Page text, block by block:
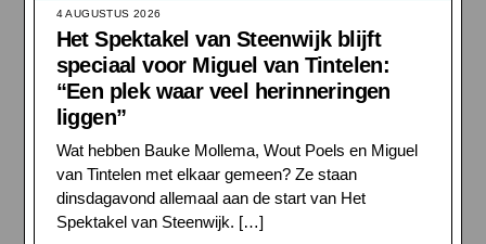
4 AUGUSTUS 2026
Het Spektakel van Steenwijk blijft
speciaal voor Miguel van Tintelen:
“Een plek waar veel herinneringen
liggen”
Wat hebben Bauke Mollema, Wout Poels en Miguel
van Tintelen met elkaar gemeen? Ze staan
dinsdagavond allemaal aan de start van Het
Spektakel van Steenwijk. […]